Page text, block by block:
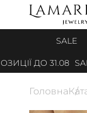
SALE
ДО 31.08
Головна